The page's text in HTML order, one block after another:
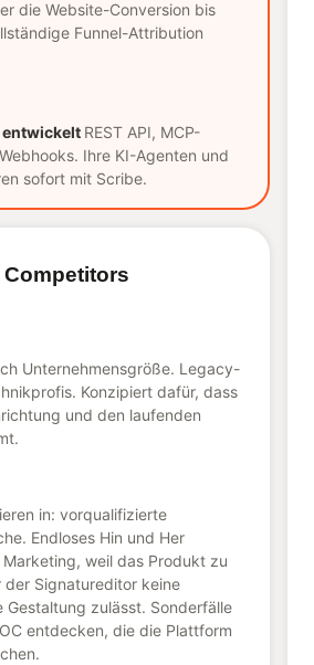
die Website-Conversion bis
Funnel-Attribution
entwickelt REST API, MCP-
Ihre KI-Agenten und
sofort mit Scribe.
Competitors
Unternehmensgröße. Legacy-
Konzipiert dafür, dass
und den laufenden
in: vorqualifizierte
Endloses Hin und Her
weil das Produkt zu
der Signatureditor keine
Gestaltung zulässt. Sonderfälle
entdecken, die die Plattform